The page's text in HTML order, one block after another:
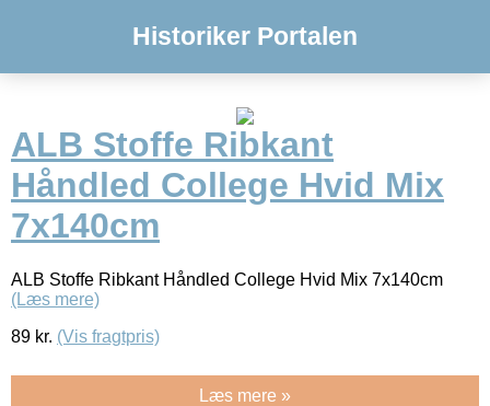
Historiker Portalen
ALB Stoffe Ribkant
Håndled College Hvid Mix
7x140cm
ALB Stoffe Ribkant Håndled College Hvid Mix 7x140cm
(Læs mere)
89 kr. (Vis fragtpris)
Læs mere »